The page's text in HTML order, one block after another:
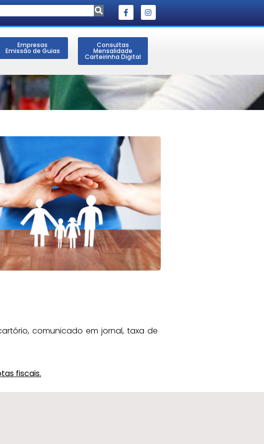
Empresas
Emissão de Guias
Consultas
Mensalidade
Carteirinha Digital
comunicado em jornal, taxa de
fiscais.